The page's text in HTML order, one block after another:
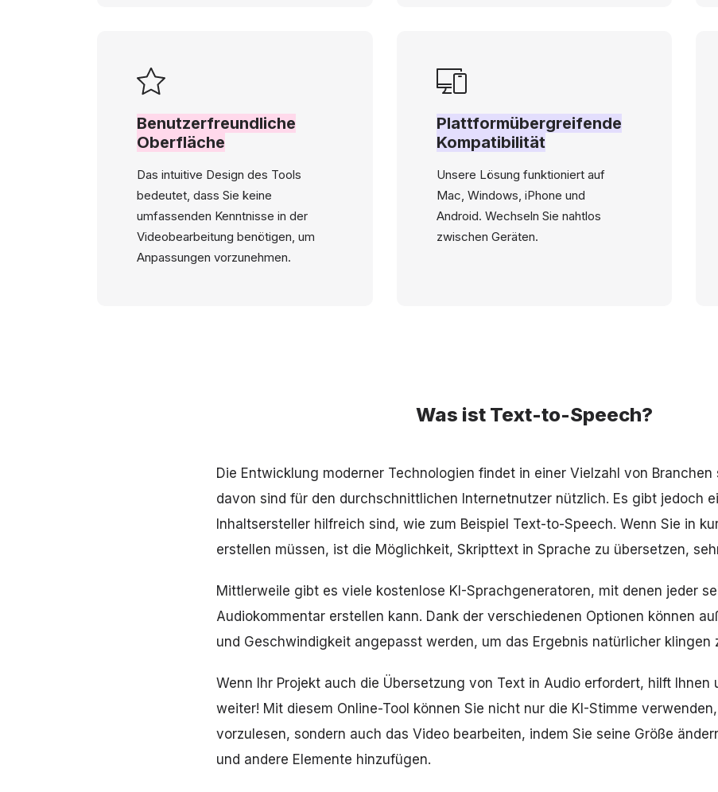
Benutzerfreundliche
Oberfläche
Das intuitive Design des Tools
bedeutet, dass Sie keine
umfassenden Kenntnisse in der
Videobearbeitung benötigen, um
Anpassungen vorzunehmen.
Plattformübergreifende
Kompatibilität
Unsere Lösung funktioniert auf
Mac, Windows, iPhone und
Android. Wechseln Sie nahtlos
zwischen Geräten.
Was ist Text-to-Speech?
Die Entwicklung moderner Technologien findet in einer Vielzahl von
davon sind für den durchschnittlichen Internetnutzer nützlich. Es gibt jedoch
Inhaltsersteller hilfreich sind, wie zum Beispiel Text-to-Speech. Wenn Sie in
erstellen müssen, ist die Möglichkeit, Skripttext in Sprache zu übersetzen,
Mittlerweile gibt es viele kostenlose KI-Sprachgeneratoren, mit denen jeder
Audiokommentar erstellen kann. Dank der verschiedenen Optionen können
und Geschwindigkeit angepasst werden, um das Ergebnis natürlicher klingen
Wenn Ihr Projekt auch die Übersetzung von Text in Audio erfordert, hilft Ihnen
weiter! Mit diesem Online-Tool können Sie nicht nur die KI-Stimme
vorzulesen, sondern auch das Video bearbeiten, indem Sie seine Größe
und andere Elemente hinzufügen.